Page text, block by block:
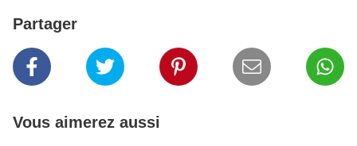
Partager
Vous aimerez aussi